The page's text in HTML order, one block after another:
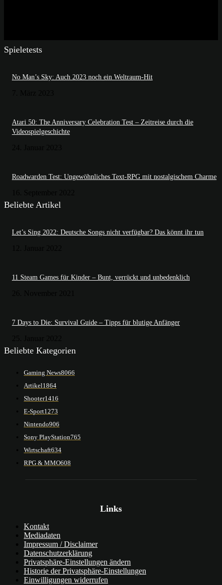
Spieletests
No Man’s Sky: Auch 2023 noch ein Weltraum-Hit
Atari 50: The Anniversary Celebration Test – Zeitreise durch die
Videospielgeschichte
Roadwarden Test: Ungewöhnliches Text-RPG mit nostalgischem Charme
Beliebte Artikel
Let’s Sing 2022: Deutsche Songs nicht verfügbar? Das könnt ihr tun
11 Steam Games für Kinder – Bunt, verrückt und unbedenklich
7 Days to Die: Survival Guide – Tipps für blutige Anfänger
Beliebte Kategorien
Gaming News8066
Artikel1864
Shooter1416
E-Sport1273
Nintendo906
Sony PlayStation765
Wirtschaft634
RPG & MMO608
Links
Kontakt
Mediadaten
Impressum / Disclaimer
Datenschutzerklärung
Privatsphäre-Einstellungen ändern
Historie der Privatsphäre-Einstellungen
Einwilligungen widerrufen